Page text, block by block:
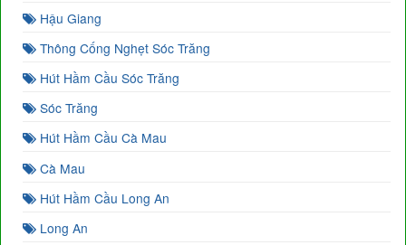
Hậu Giang
Thông Cống Nghẹt Sóc Trăng
Hút Hầm Cầu Sóc Trăng
Sóc Trăng
Hút Hầm Cầu Cà Mau
Cà Mau
Hút Hầm Cầu Long An
Long An